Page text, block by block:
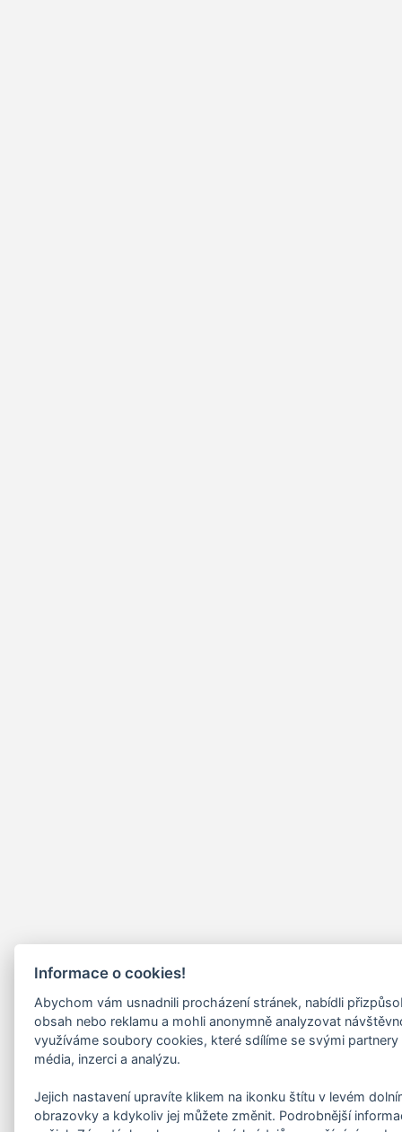
Informace o cookies!
Abychom vám usnadnili procházení stránek, nabídli
obsah nebo reklamu a mohli anonymně analyzovat
využíváme soubory cookies, které sdílíme se svými
média, inzerci a analýzu.
Jejich nastavení upravíte klikem na ikonku štítu v levém
obrazovky a kdykoliv jej můžete změnit. Podrobnější